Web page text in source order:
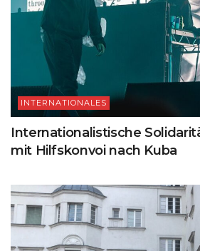
INTERNATIONALES
Internationalistische
mit Hilfskonvoi nach Kuba